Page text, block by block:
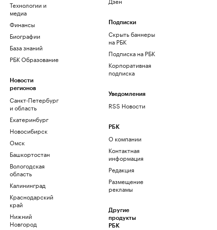
Технологии и
медиа
Финансы
Биографии
База знаний
РБК Образование
Новости
регионов
Санкт-Петербург
и область
Екатеринбург
Новосибирск
Омск
Башкортостан
Вологодская
область
Калининград
Краснодарский
край
Нижний
Новгород
Подписки
Скрыть баннеры
на РБК
Подписка на РБК
Корпоративная
подписка
Уведомления
RSS Новости
РБК
О компании
Контактная
информация
Редакция
Размещение
рекламы
Другие
продукты
РБК